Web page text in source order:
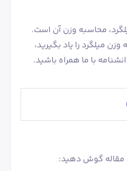
محاسبه وزن آن است.
میلگرد را یاد بگیرید،
با ما همراه باشید.
مقاله گوش دهید: